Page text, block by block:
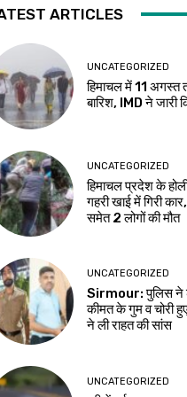
ARTICLES
UNCATEGORIZED
हिमाचल में 11 अगस्त
बारिश, IMD ने जारी
UNCATEGORIZED
हिमाचल प्रदेश के
गहरी खाई में गिरी
समेत 2 लोगों की मौत
UNCATEGORIZED
Sirmour: पुलिस ने
कीमत के गुम व चोरी
ने ली राहत की सांस
UNCATEGORIZED